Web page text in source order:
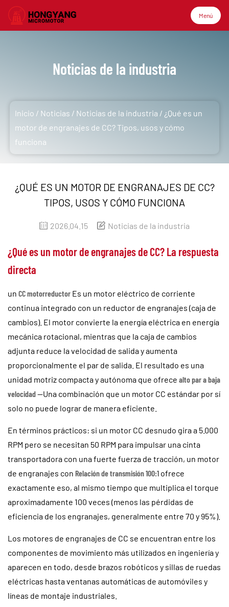
Menú
Productos
Aplicación
Tecnología
Servicios
Contacto
Noticias de la industria
Inicio / Noticias / Noticias de la industria / ¿Qué es un
motor de engranajes de CC? Tipos, usos y cómo
funciona
¿QUÉ ES UN MOTOR DE ENGRANAJES DE CC?
TIPOS, USOS Y CÓMO FUNCIONA
2026.04.15 Noticias de la industria
¿Qué es un motor de engranajes de CC? La respuesta
directa
un CCmotorreductor Es un motor eléctrico de corriente
continua integrado con un reductor de engranajes (caja de
cambios). El motor convierte la energía eléctrica en energía
mecánica rotacional, mientras que la caja de cambios
adjunta reduce la velocidad de salida y aumenta
proporcionalmente el par de salida. El resultado es una
unidad motriz compacta y autónoma que ofrece alto par a baja
velocidad—Una combinación que un motor CC estándar por sí
solo no puede lograr de manera eficiente.
En términos prácticos: si un motor CC desnudo gira a 5.000
RPM pero se necesitan 50 RPM para impulsar una cinta
transportadora con una fuerte fuerza de tracción, un motor
de engranajes con Relación de transmisión 100:1 ofrece
exactamente eso, al mismo tiempo que multiplica el torque
aproximadamente 100 veces (menos las pérdidas de
eficiencia de los engranajes, generalmente entre 70 y 95%).
Los motores de engranajes de CC se encuentran entre los
componentes de movimiento más utilizados en ingeniería y
aparecen en todo, desde brazos robóticos y sillas de ruedas
eléctricas hasta ventanas automáticas de automóviles y
líneas de montaje industriales.